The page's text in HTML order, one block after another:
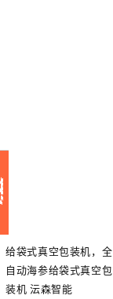
给袋式真空包装机，全
自动海参给袋式真空包
装机 沄森智能